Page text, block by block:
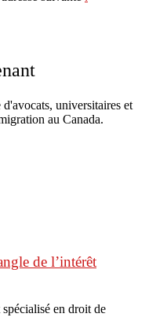
universitaires et
au Canada.
de l’intérêt
en droit de